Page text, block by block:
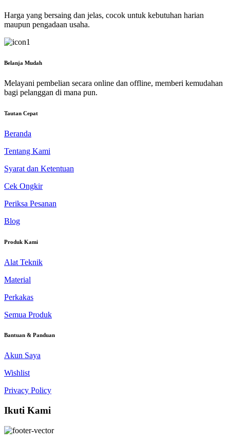
Harga yang bersaing dan jelas, cocok untuk kebutuhan harian
maupun pengadaan usaha.
Belanja Mudah
Melayani pembelian secara online dan offline, memberi kemudahan
bagi pelanggan di mana pun.
Tautan Cepat
Beranda
Tentang Kami
Syarat dan Ketentuan
Cek Ongkir
Periksa Pesanan
Blog
Produk Kami
Alat Teknik
Material
Perkakas
Semua Produk
Bantuan & Panduan
Akun Saya
Wishlist
Privacy Policy
Ikuti Kami